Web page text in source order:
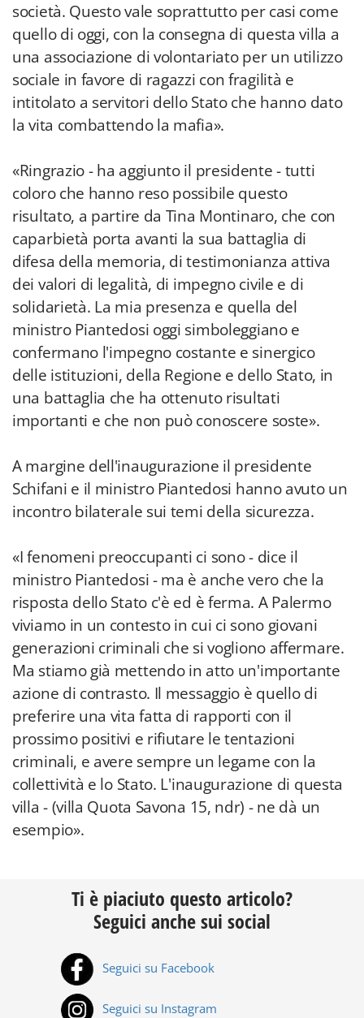
società. Questo vale soprattutto per casi come
quello di oggi, con la consegna di questa villa a
una associazione di volontariato per un utilizzo
sociale in favore di ragazzi con fragilità e
intitolato a servitori dello Stato che hanno dato
la vita combattendo la mafia».
«Ringrazio - ha aggiunto il presidente - tutti
coloro che hanno reso possibile questo
risultato, a partire da Tina Montinaro, che con
caparbietà porta avanti la sua battaglia di
difesa della memoria, di testimonianza attiva
dei valori di legalità, di impegno civile e di
solidarietà. La mia presenza e quella del
ministro Piantedosi oggi simboleggiano e
confermano l'impegno costante e sinergico
delle istituzioni, della Regione e dello Stato, in
una battaglia che ha ottenuto risultati
importanti e che non può conoscere soste».
A margine dell'inaugurazione il presidente
Schifani e il ministro Piantedosi hanno avuto un
incontro bilaterale sui temi della sicurezza.
«I fenomeni preoccupanti ci sono - dice il
ministro Piantedosi - ma è anche vero che la
risposta dello Stato c'è ed è ferma. A Palermo
viviamo in un contesto in cui ci sono giovani
generazioni criminali che si vogliono affermare.
Ma stiamo già mettendo in atto un'importante
azione di contrasto. Il messaggio è quello di
preferire una vita fatta di rapporti con il
prossimo positivi e rifiutare le tentazioni
criminali, e avere sempre un legame con la
collettività e lo Stato. L'inaugurazione di questa
villa - (villa Quota Savona 15, ndr) - ne dà un
esempio».
Ti è piaciuto questo articolo?
Seguici anche sui social
Seguici su Facebook
Seguici su Instagram